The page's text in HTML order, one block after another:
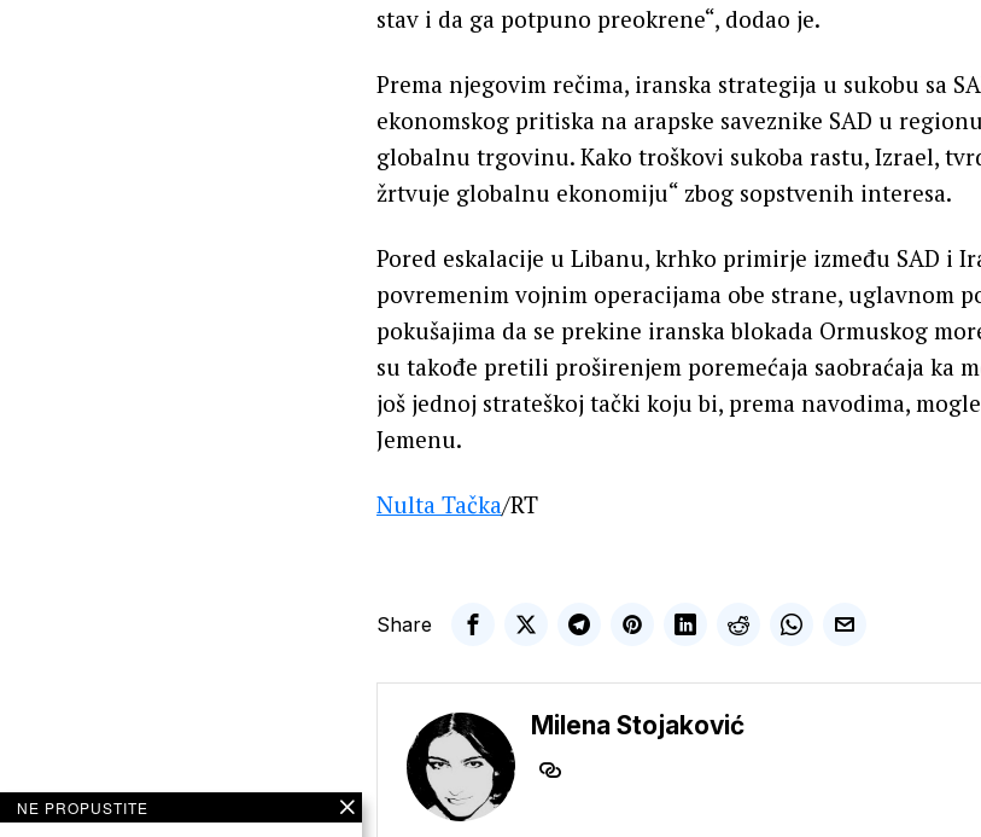
stav i da ga potpuno preokrene“, dodao je.
Prema njegovim rečima, iranska strategija u sukobu sa
ekonomskog pritiska na arapske saveznike SAD u
globalnu trgovinu. Kako troškovi sukoba rastu, Izrael,
žrtvuje globalnu ekonomiju“ zbog sopstvenih interesa.
Pored eskalacije u Libanu, krhko primirje između SAD i
povremenim vojnim operacijama obe strane, uglavnom
pokušajima da se prekine iranska blokada Ormuskog
su takođe pretili proširenjem poremećaja saobraćaja ka
još jednoj strateškoj tački koju bi, prema navodima,
Jemenu.
Nulta Tačka/RT
Share
Milena Stojaković
NE PROPUSTITE